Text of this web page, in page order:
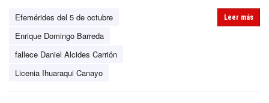
Efemérides del 5 de octubre
Enrique Domingo Barreda
fallece Daniel Alcides Carrión
Licenia Ihuaraqui Canayo
Leer más